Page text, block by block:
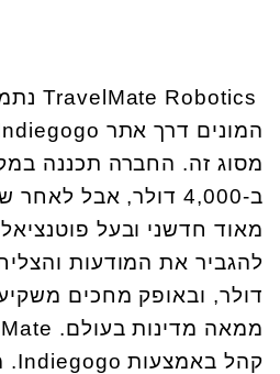
TravelMate Robotics
המונים דרך אתר
מסוג זה. החברה תכננה
ב-4,000 דולר, אבל
מאוד חדשני ובעל
להגביר את המודעות
דולר, ובאופק מחכים
ממאה מדינות בעולם.
קהל באמצעותIndiegogo
.